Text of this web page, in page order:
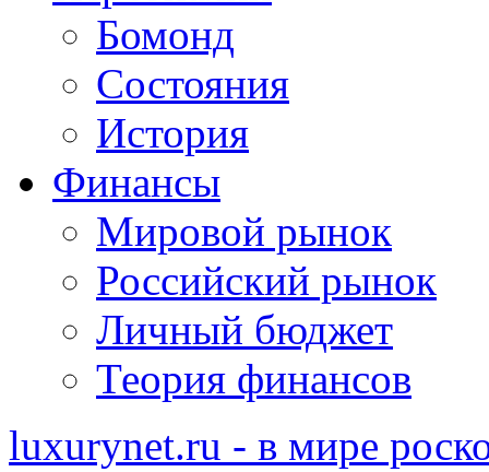
Бомонд
Состояния
История
Финансы
Мировой рынок
Российский рынок
Личный бюджет
Теория финансов
luxurynet.ru - в мире